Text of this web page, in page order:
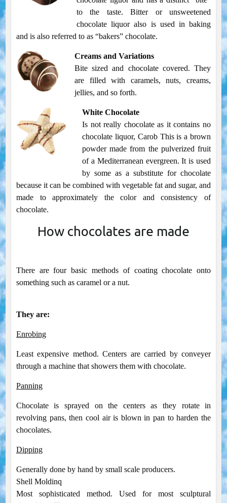
to the taste. Bitter or unsweetened
chocolate liquor also is used in baking
and is also referred to as “bakers” chocolate.
Creams and Variations
Bite sized and chocolate covered. They
are filled with caramels, nuts, creams,
jellies, and so forth.
White Chocolate
Is not really chocolate as it contains no
chocolate liquor, Carob This is a brown
powder made from the pulverized fruit
of a Mediterranean evergreen. It is used
by some as a substitute for chocolate
because it can be combined with vegetable fat and sugar, and
made to approximately the color and consistency of
chocolate.
How chocolates are made
There are four basic methods of coating chocolate onto
something such as caramel or a nut.
They are:
Enrobing
Least expensive method. Centers are carried by conveyer
through a machine that showers them with chocolate.
Panning
Chocolate is sprayed on the centers as they rotate in
revolving pans, then cool air is blown in pan to harden the
chocolates.
Dipping
Generally done by hand by small scale producers.
Shell Moldinq
Most sophisticated method. Used for most sculptural